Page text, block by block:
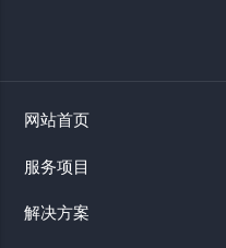
网站首页
服务项目
解决方案